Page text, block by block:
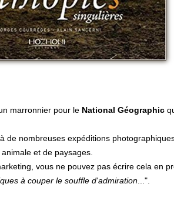
marronnier pour le National Géographic
à de nombreuses expéditions
et de paysages.
vous ne pouvez pas écrire cela en
à couper le souffle d'admiration ...".